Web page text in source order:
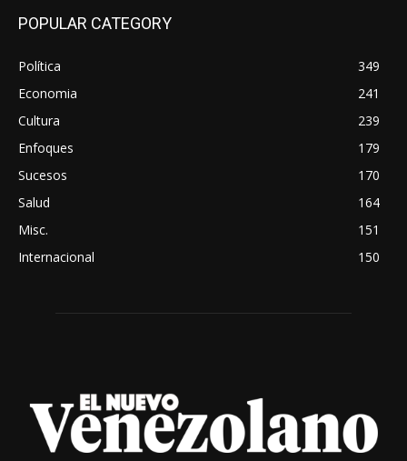
POPULAR CATEGORY
Política
349
Economia
241
Cultura
239
Enfoques
179
Sucesos
170
Salud
164
Misc.
151
Internacional
150